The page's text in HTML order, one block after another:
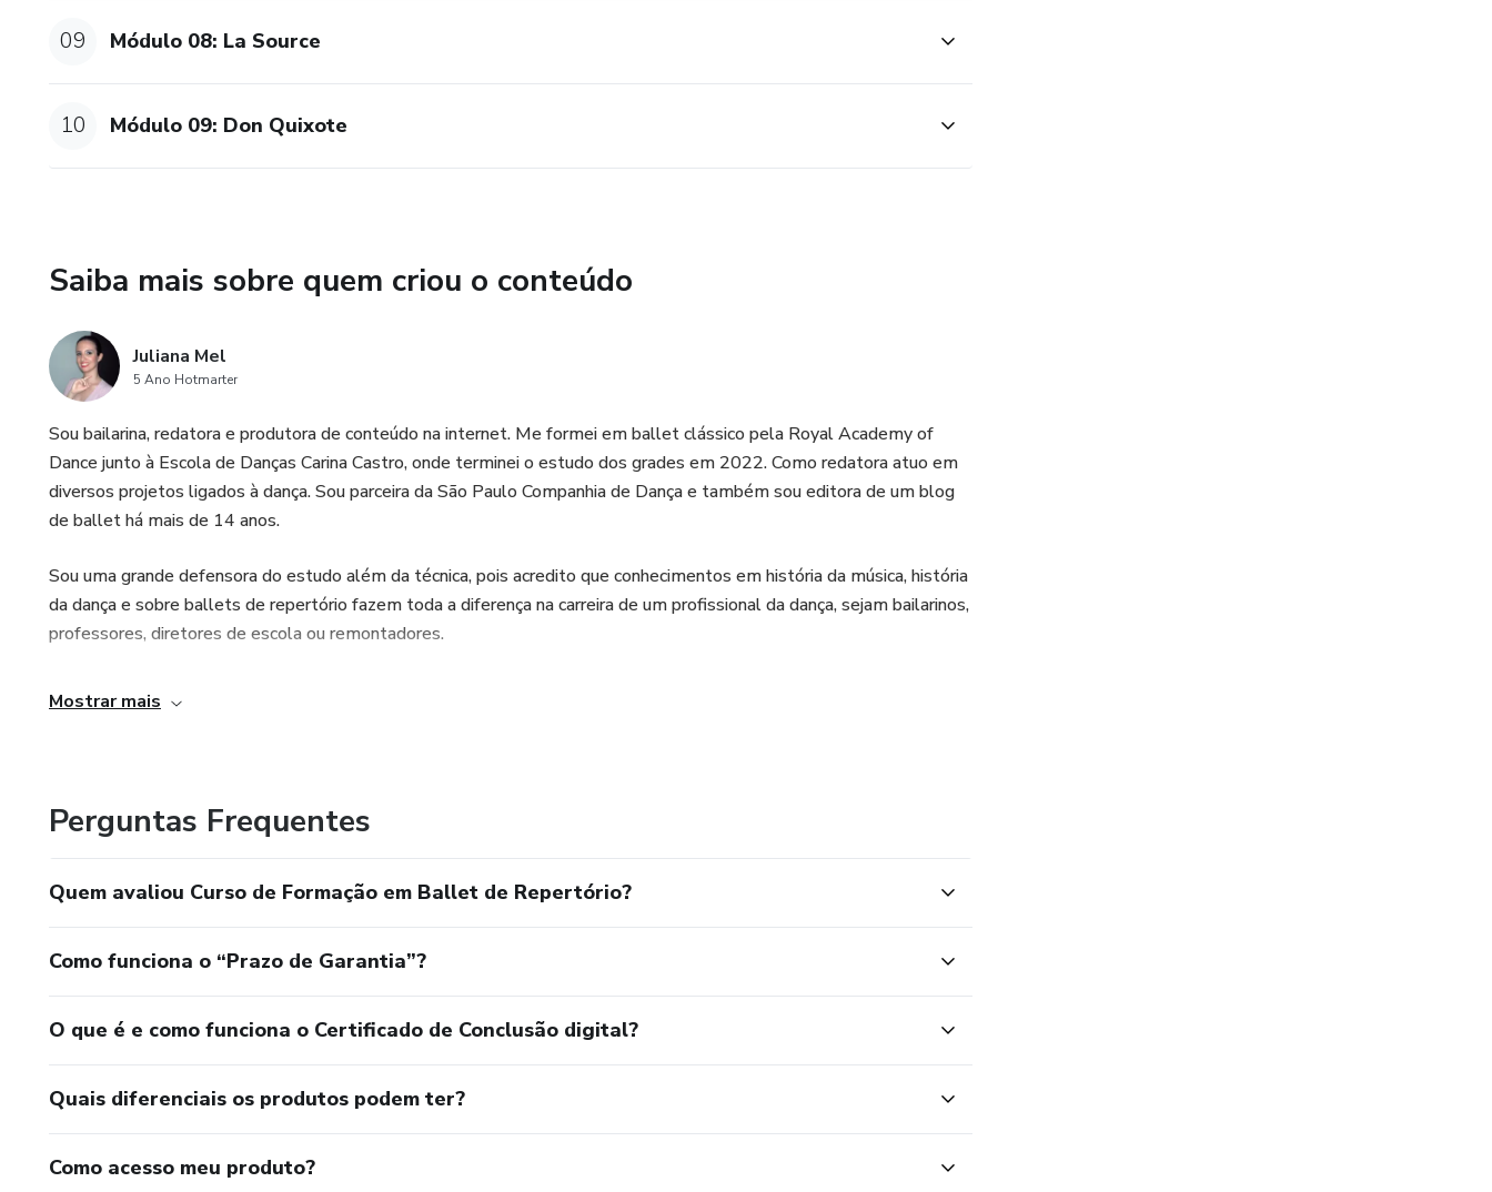
explicados!
e com uma visão aprofundada das grandes obras!
09 Módulo 08: La Source
10 Módulo 09: Don Quixote
Saiba mais sobre quem criou o conteúdo
Juliana Mel
5 Ano Hotmarter
Sou bailarina, redatora e produtora de conteúdo na internet. Me formei em ballet clássico pela Royal Academy of
Dance junto à Escola de Danças Carina Castro, onde terminei o estudo dos grades em 2022. Como redatora atuo em
diversos projetos ligados à dança. Sou parceira da São Paulo Companhia de Dança e também sou editora de um blog
de ballet há mais de 14 anos.
Sou uma grande defensora do estudo além da técnica, pois acredito que conhecimentos em história da música, história
da dança e sobre ballets de repertório fazem toda a diferença na carreira de um profissional da dança, sejam bailarinos,
professores, diretores de escola ou remontadores.
Mostrar mais
Perguntas Frequentes
Quem avaliou Curso de Formação em Ballet de Repertório?
Como funciona o “Prazo de Garantia”?
O que é e como funciona o Certificado de Conclusão digital?
Quais diferenciais os produtos podem ter?
Como acesso meu produto?